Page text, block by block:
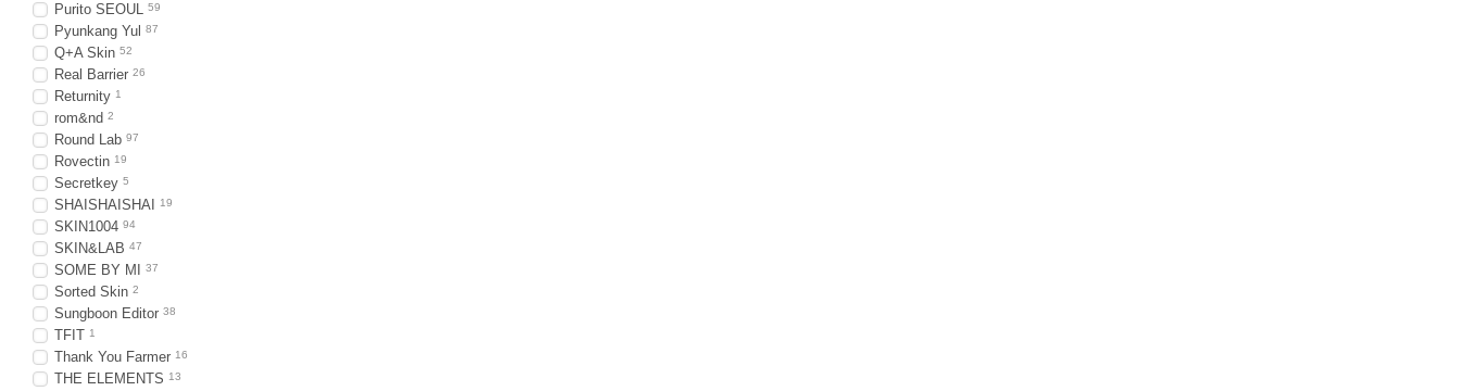
Purito SEOUL 59
Pyunkang Yul 87
Q+A Skin 52
Real Barrier 26
Returnity 1
rom&nd 2
Round Lab 97
Rovectin 19
Secretkey 5
SHAISHAISHAI 19
SKIN1004 94
SKIN&LAB 47
SOME BY MI 37
Sorted Skin 2
Sungboon Editor 38
TFIT 1
Thank You Farmer 16
THE ELEMENTS 13